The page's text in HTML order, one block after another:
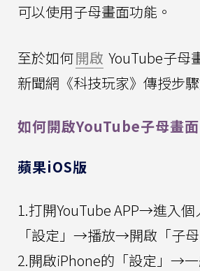
可以使用子母畫面功能。
至於如何開啟 YouTube子母
新聞網《科技玩家》傳授步驟
如何開啟YouTube子母畫面
蘋果iOS版
1.打開YouTube APP→進入
「設定」→播放→開啟「子母
2.開啟iPhone的「設定」→